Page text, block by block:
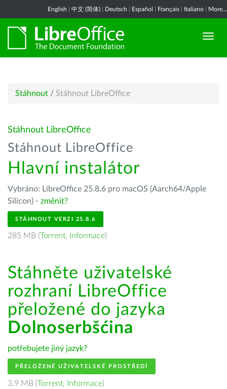
English 中文 (简体) Deutsch Español Français Italiano More...
Stáhnout / Stáhnout LibreOffice
Stáhnout LibreOffice
Stáhnout LibreOffice
Hlavní instalátor
Vybráno: LibreOffice 25.8.6 pro macOS (Aarch64/Apple
Silicon) - změnit?
STÁHNOUT VERZI 25.8.6
285 MB (Torrent, Informace)
Stáhněte uživatelské
rozhraní LibreOffice
přeložené do jazyka
Dolnoserbšćina
potřebujete jiný jazyk?
PŘELOŽENÉ UŽIVATELSKÉ PROSTŘEDÍ
3.9 MB (Torrent, Informace)